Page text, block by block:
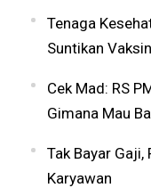
Tenaga
Suntikan
Cek Mad: RS
Gimana Mau
Tak Bayar Gaji,
Karyawan